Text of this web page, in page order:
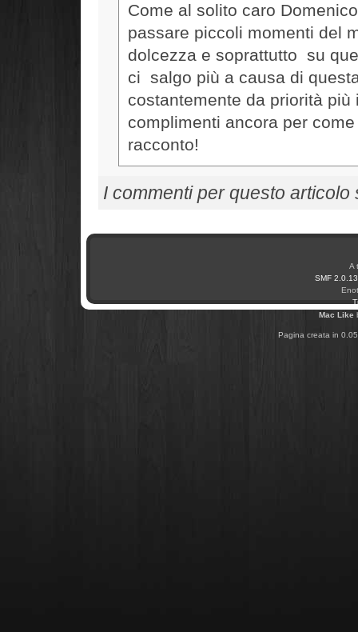
Come al solito caro
passare piccoli momenti del
dolcezza e soprattutto su
ci salgo più a causa di
costantemente da priorità
complimenti ancora per
racconto!
I commenti per questo articolo
A
SMF 2.0.13
Mac Like
Pagina creata in